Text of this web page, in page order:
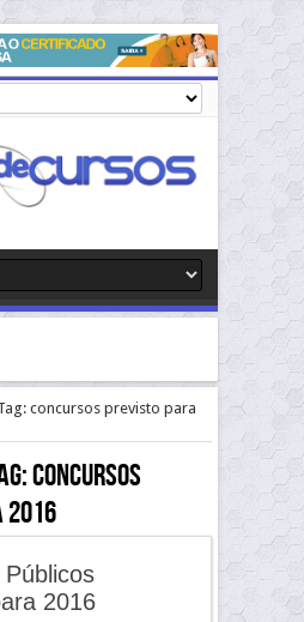
concursos previsto para
concursos
2016